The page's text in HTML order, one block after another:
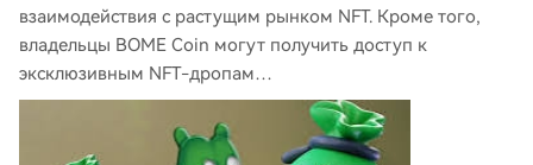
взаимодействия с растущим рынком NFT. Кроме того,
владельцы BOME Coin могут получить доступ к
эксклюзивным NFT-дропам…